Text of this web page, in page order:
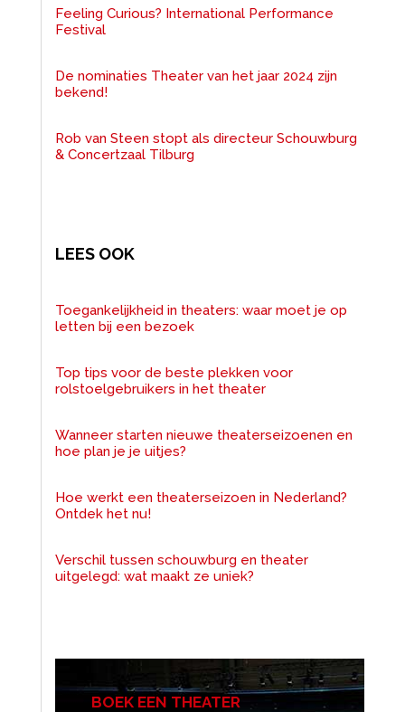
Feeling Curious? International Performance
Festival
De nominaties Theater van het jaar 2024 zijn
bekend!
Rob van Steen stopt als directeur Schouwburg
& Concertzaal Tilburg
LEES OOK
Toegankelijkheid in theaters: waar moet je op
letten bij een bezoek
Top tips voor de beste plekken voor
rolstoelgebruikers in het theater
Wanneer starten nieuwe theaterseizoenen en
hoe plan je je uitjes?
Hoe werkt een theaterseizoen in Nederland?
Ontdek het nu!
Verschil tussen schouwburg en theater
uitgelegd: wat maakt ze uniek?
BOEK EEN THEATER